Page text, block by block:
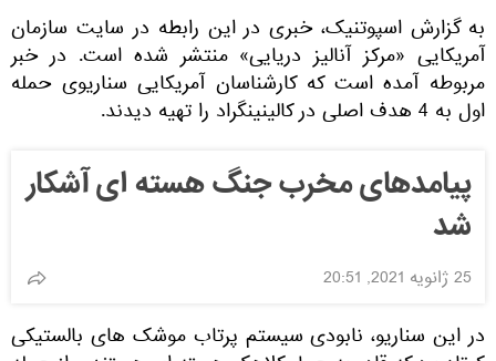
به گزارش اسپوتنیک، خبری در این رابطه در سایت سازمان
آمریکایی «مرکز آنالیز دریایی» منتشر شده است. در خبر
مربوطه آمده است که کارشناسان آمریکایی سناریوی حمله
اول به 4 هدف اصلی در کالینینگراد را تهیه دیدند.
پیامدهای مخرب جنگ هسته ای آشکار
شد
25 ژانویه 2021, 20:51
در این سناریو، نابودی سیستم پرتاب موشک های بالستیکی